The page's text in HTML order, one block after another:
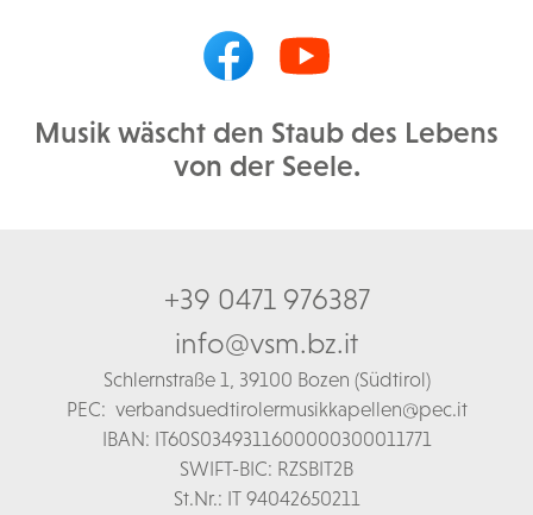
Musik wäscht den Staub des Lebens
von der Seele.
+39 0471 976387
info@vsm.bz.it
Schlernstraße 1, 39100 Bozen (Südtirol)
PEC: verbandsuedtirolermusikkapellen@pec.it
IBAN: IT60S0349311600000300011771
SWIFT-BIC: RZSBIT2B
St.Nr.: IT 94042650211